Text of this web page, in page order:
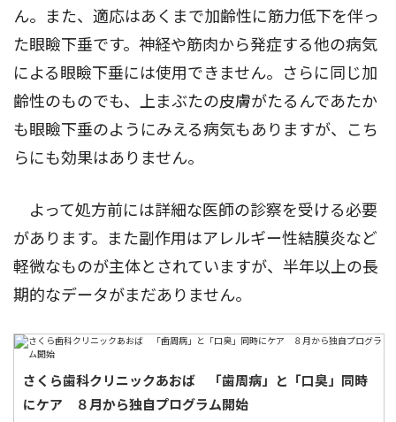
ん。また、適応はあくまで加齢性に筋力低下を伴っ
た眼瞼下垂です。神経や筋肉から発症する他の病気
による眼瞼下垂には使用できません。さらに同じ加
齢性のものでも、上まぶたの皮膚がたるんであたか
も眼瞼下垂のようにみえる病気もありますが、こち
らにも効果はありません。
よって処方前には詳細な医師の診察を受ける必要
があります。また副作用はアレルギー性結膜炎など
軽微なものが主体とされていますが、半年以上の長
期的なデータがまだありません。
さくら歯科クリニックあおば 「歯周病」と「口臭」同時
にケア ８月から独自プログラム開始